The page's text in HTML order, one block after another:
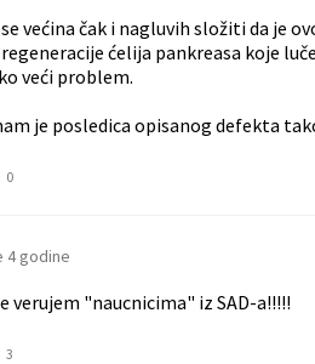
se većina čak i nagluvih složiti da je
ćelija pankreasa koje
veći problem.
je posledica opisanog defekta
0
4 godine
verujem "naucnicima" iz SAD-a!!!!!
3